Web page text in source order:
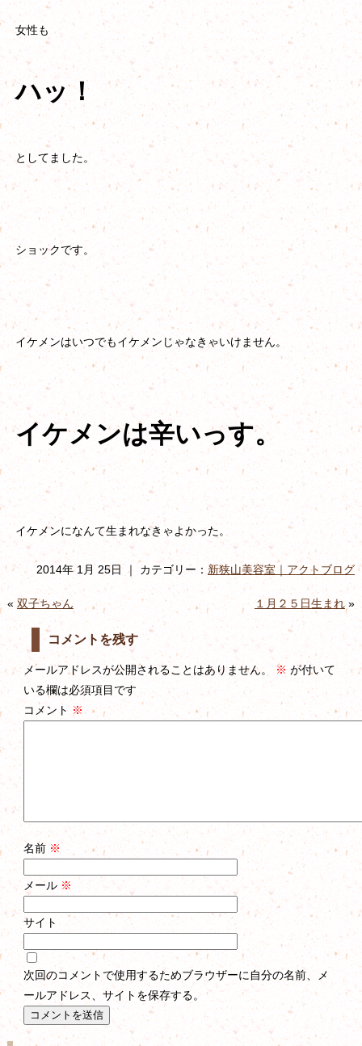
女性も
ハッ！
としてました。
ショックです。
イケメンはいつでもイケメンじゃなきゃいけません。
イケメンは辛いっす。
イケメンになんて生まれなきゃよかった。
2014年 1月 25日 ｜ カテゴリー： 新狭山美容室｜アクトブログ
« 双子ちゃん １月２５日生まれ »
コメントを残す
メールアドレスが公開されることはありません。 ※ が付いて
いる欄は必須項目です
コメント ※
名前 ※
メール ※
サイト
次回のコメントで使用するためブラウザーに自分の名前、メ
ールアドレス、サイトを保存する。